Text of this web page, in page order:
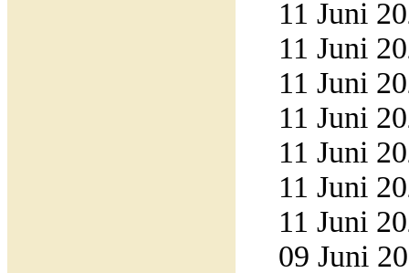
11 Juni
11 Juni
11 Juni
11 Juni
11 Juni
11 Juni
11 Juni
09 Juni